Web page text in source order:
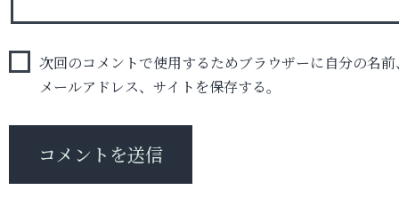
次回のコメントで使用するためブラウザーに自分の名前
メールアドレス、サイトを保存する。